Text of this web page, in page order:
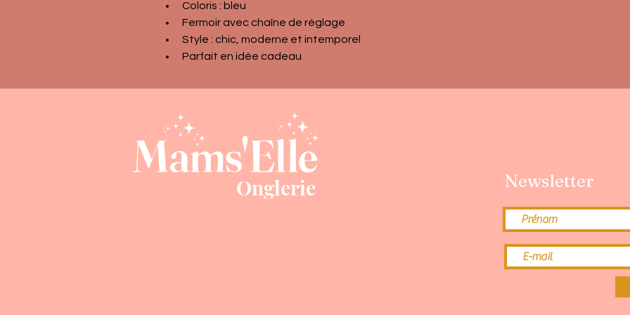
Coloris : bleu
Fermoir avec chaîne de réglage
Style : chic, moderne et intemporel
Parfait en idée cadeau
Newsletter
Onglerie